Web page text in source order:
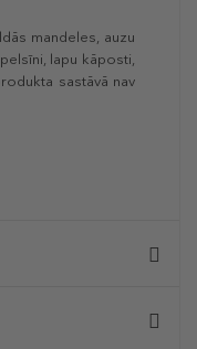
mandeles, auzu
lapu kāposti,
sastāvā nav